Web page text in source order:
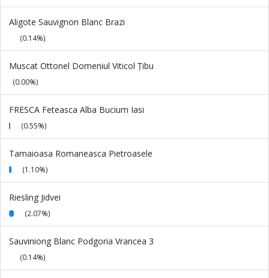
Aligote Sauvignon Blanc Brazi
(0.14%)
Muscat Ottonel Domeniul Viticol Țibu
(0.00%)
FRESCA Feteasca Alba Bucium Iasi
(0.55%)
Tamaioasa Romaneasca Pietroasele
(1.10%)
Riesling Jidvei
(2.07%)
Sauviniong Blanc Podgoria Vrancea 3
(0.14%)